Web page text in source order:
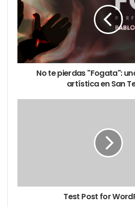
Frank mientras interpretan lo
gardeliano en el estilo y el
estilo y el idioma de la Voz.
Oscar Lajad, Alan Madanes y
los intérpretes que dan vida a los
Orquesta Aeropuertos Argentina.
Natalia del Castillo está a cargo
escenografía es de Gonzalo
coreografía de Verónica Pecollo y
No te pierdas "Fogata":
artística en San
Test Post for